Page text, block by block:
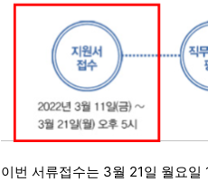
이번 서류접수는 3월 21일 월요